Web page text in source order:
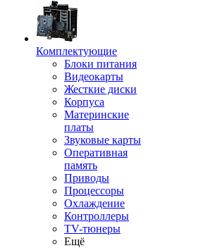
Комплектующие
Блоки питания
Видеокарты
Жесткие диски
Корпуса
Материнские
платы
Звуковые карты
Оперативная
память
Приводы
Процессоры
Охлаждение
Контроллеры
TV-тюнеры
Ещё